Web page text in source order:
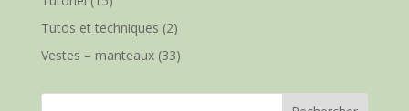
Tutos et techniques (2)
Vestes – manteaux(33)